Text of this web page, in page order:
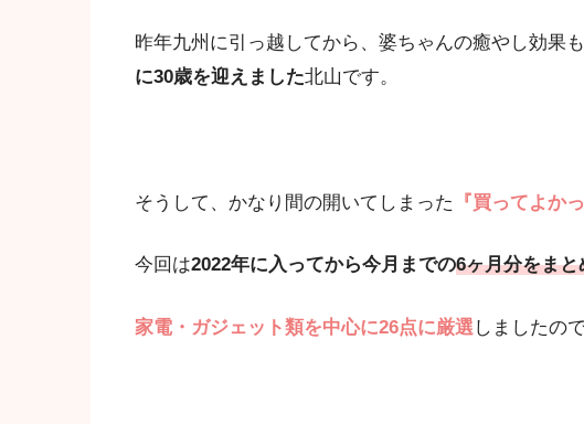
昨年九州に引っ越してから、婆ちゃんの癒やし効果
に30歳を迎えました北山です。
そうして、かなり間の開いてしまった 『買ってよか
今回は2022年に入ってから今月までの6ヶ月分をまと
家電・ガジェット類を中心に26点に厳選しましたの